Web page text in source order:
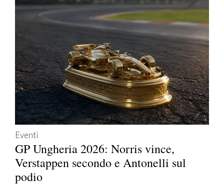
Eventi
GP Ungheria 2026: Norris vince,
Verstappen secondo e Antonelli sul
podio